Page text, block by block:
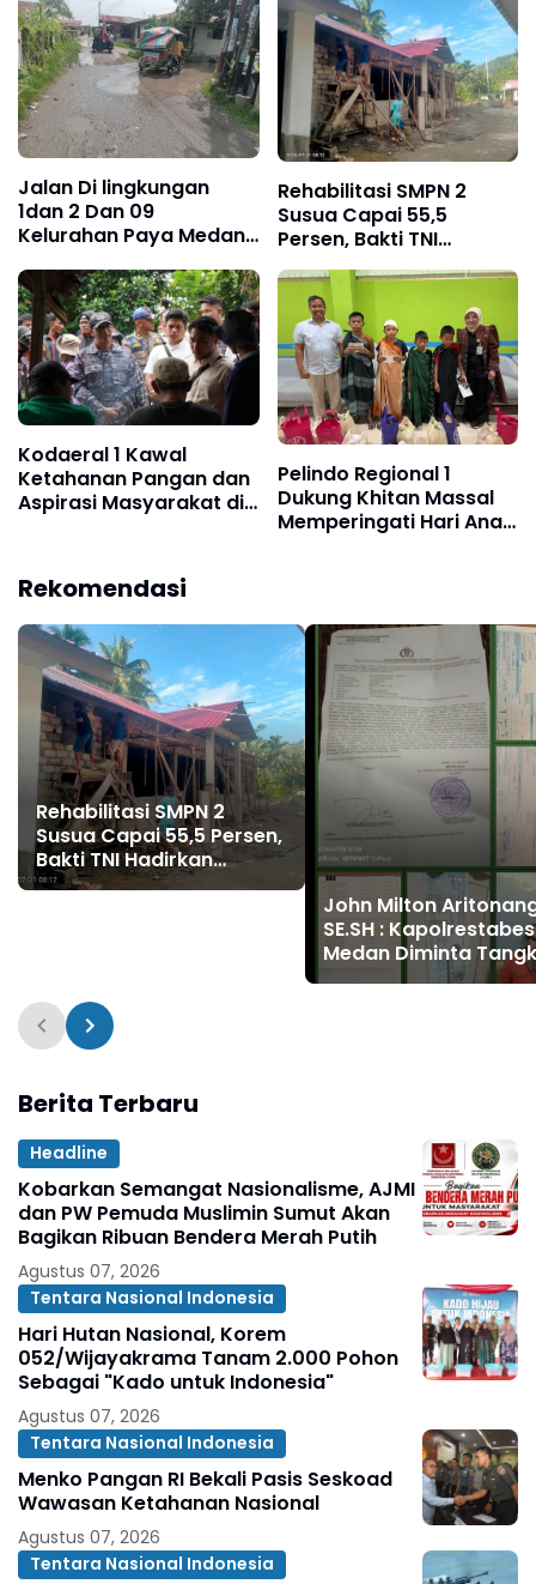
Anak Yatim Piatu
Jalan Di lingkungan
1dan 2 Dan 09
Kelurahan Paya Medan
Tanpa Ada Perbaikan
dari Dinas SDABMBK
Kota Medan
Rehabilitasi SMPN 2
Susua Capai 55,5
Persen, Bakti TNI
Hadirkan Fasilitas
Belajar yang Lebih
Layak
Kodaeral 1 Kawal
Ketahanan Pangan dan
Aspirasi Masyarakat di
Pelindo Regional 1
Dukung Khitan Massal
Memperingati Hari Anak
Rekomendasi
Rehabilitasi SMPN 2
Susua Capai 55,5 Persen,
Bakti TNI Hadirkan
Fasilitas Belajar yang
John Milton
SE.SH : Kapolrestabes
Medan Diminta
dan Tahan Ibu Jimmy
Berita Terbaru
Headline
Kobarkan Semangat Nasionalisme, AJMI
dan PW Pemuda Muslimin Sumut Akan
Bagikan Ribuan Bendera Merah Putih
Agustus 07, 2026
Tentara Nasional Indonesia
Hari Hutan Nasional, Korem
052/Wijayakrama Tanam 2.000 Pohon
Sebagai "Kado untuk Indonesia"
Agustus 07, 2026
Tentara Nasional Indonesia
Menko Pangan RI Bekali Pasis Seskoad
Wawasan Ketahanan Nasional
Agustus 07, 2026
Tentara Nasional Indonesia